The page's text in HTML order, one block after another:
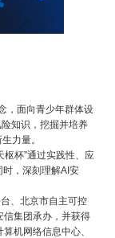
，面向青少年群体设
知识，挖掘并培养
力量。
枢杯”通过实践性、应
，深刻理解AI安
、北京市自主可控
信集团承办，并获得
机网络信息中心、